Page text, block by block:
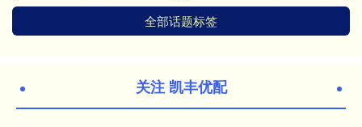
全部话题标签
关注 凯丰优配